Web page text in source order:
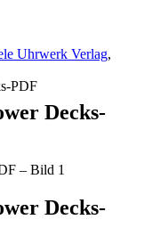
Uhrwerk Verlag,
PDF
Decks-